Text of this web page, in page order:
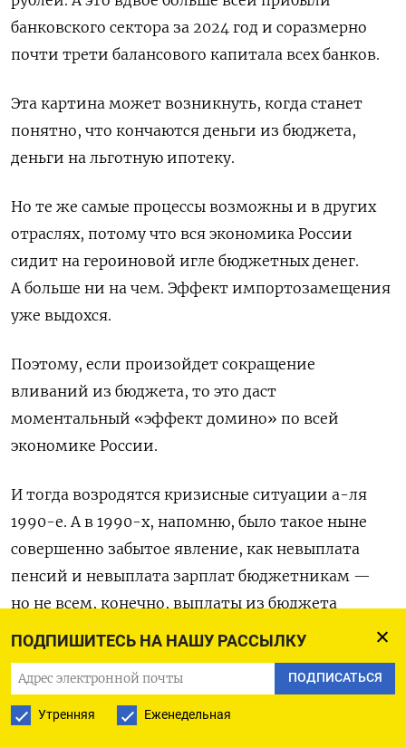
ПОДПИШИТЕСЬ НА НАШУ РАССЫЛКУ
ПОДПИСАТЬСЯ
Утренняя Еженедельная
банковского сектора за 2024 год и соразмерно
почти трети балансового капитала всех банков.
Эта картина может возникнуть, когда станет
понятно, что кончаются деньги из бюджета,
деньги на льготную ипотеку.
Но те же самые процессы возможны и в других
отраслях, потому что вся экономика России
сидит на героиновой игле бюджетных денег.
А больше ни на чем. Эффект импортозамещения
уже выдохся.
Поэтому, если произойдет сокращение
вливаний из бюджета, то это даст
моментальный «эффект домино» по всей
экономике России.
И тогда возродятся кризисные ситуации а-ля
1990-е. А в 1990-х, напомню, было такое ныне
совершенно забытое явление, как невыплата
пенсий и невыплата зарплат бюджетникам —
но не всем, конечно, выплаты из бюджета
далее — могут и кончиться. Истории
с задержками заплат школьным учителям